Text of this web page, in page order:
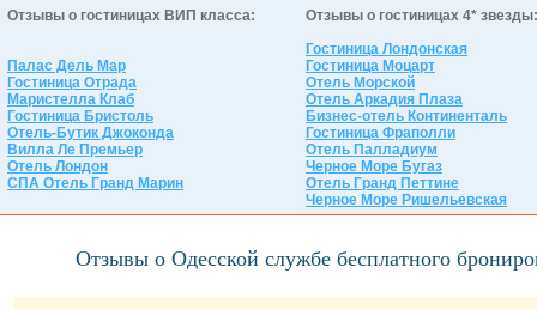
Отзывы о гостиницах ВИП класса: Отзывы о гостиницах 4* звезды:
Палас Дель Мар
Гостиница Отрада
Маристелла Клаб
Гостиница Бристоль
Отель-Бутик Джоконда
Вилла Ле Премьер
Отель Лондон
СПА Отель Гранд Марин
Гостиница Лондонская
Гостиница Моцарт
Отель Морской
Отель Аркадия Плаза
Бизнес-отель Континенталь
Гостиница Фраполли
Отель Палладиум
Черное Море Бугаз
Отель Гранд Петтине
Черное Море Ришельевская
Отзывы о Одесской службе бесплатного